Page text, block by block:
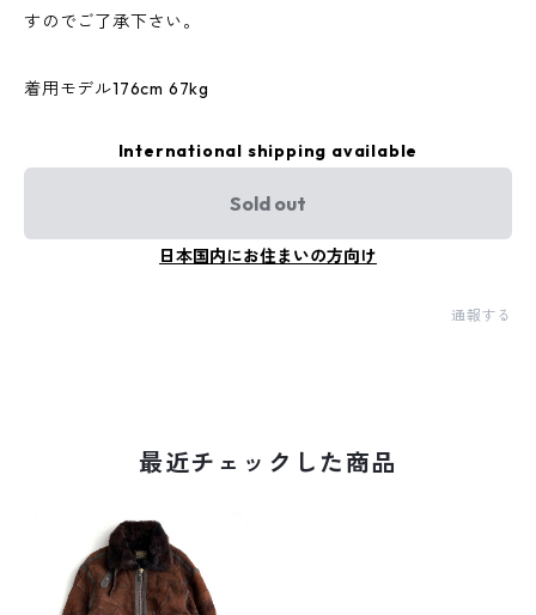
すのでご了承下さい。
着用モデル176cm 67kg
International shipping available
Sold out
日本国内にお住まいの方向け
通報する
最近チェックした商品